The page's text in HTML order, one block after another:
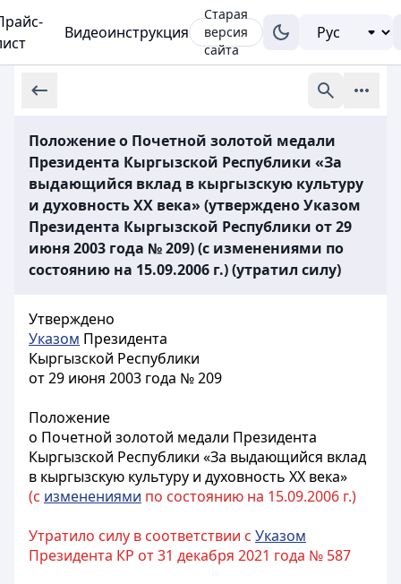
Видеоинструкция
Старая
версия
сайта
Положение о Почетной золотой медали
Президента Кыргызской Республики «За
выдающийся вклад в кыргызскую культуру
и духовность XX века» (утверждено Указом
Президента Кыргызской Республики от 29
июня 2003 года № 209) (с изменениями по
состоянию на 15.09.2006 г.) (утратил силу)
Утверждено
Указом Президента
Кыргызской Республики
от 29 июня 2003 года № 209
Положение
о Почетной золотой медали Президента
Кыргызской Республики «За выдающийся вклад
в кыргызскую культуру и духовность XX века»
(с изменениями по состоянию на 15.09.2006 г.)
Утратило силу в соответствии с Указом
Президента КР от 31 декабря 2021 года № 587